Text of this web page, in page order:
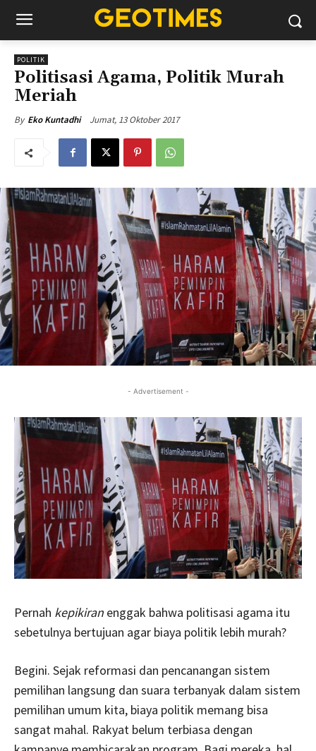
POLITIK
Politisasi Agama, Politik Murah
Meriah
By Eko Kuntadhi Jumat, 13 Oktober 2017
- Advertisement -
Pernah kepikiran enggak bahwa politisasi agama itu
sebetulnya bertujuan agar biaya politik lebih murah?
Begini. Sejak reformasi dan pencanangan sistem
pemilihan langsung dan suara terbanyak dalam sistem
pemilihan umum kita, biaya politik memang bisa
sangat mahal. Rakyat belum terbiasa dengan